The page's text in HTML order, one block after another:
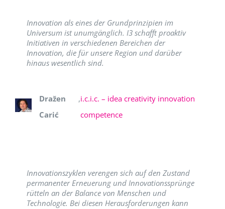
Innovation als eines der Grundprinzipien im
Universum ist unumgänglich. I3 schafft proaktiv
Initiativen in verschiedenen Bereichen der
Innovation, die für unsere Region und darüber
hinaus wesentlich sind.
Dražen
Carić
,i.c.i.c. – idea creativity innovation
competence
Innovationszyklen verengen sich auf den Zustand
permanenter Erneuerung und Innovationssprünge
rütteln an der Balance von Menschen und
Technologie. Bei diesen Herausforderungen kann